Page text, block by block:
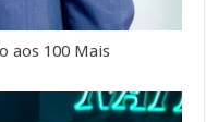
aos 100 Mais